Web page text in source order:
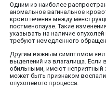
Одним из наиболее
аномальное вагинальное
кровотечения между
постменопаузе. Такие
указывать на наличие
требуют немедленного
Другим важным симптомом
выделений из влагалища. Если
обильными, имеют неприятный
может быть признаком
опухолевого процесса.